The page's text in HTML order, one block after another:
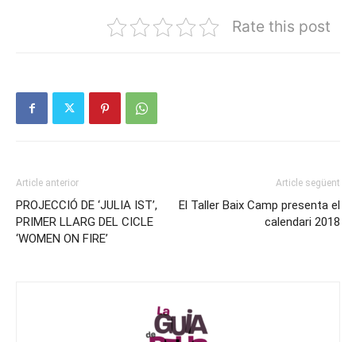
Rate this post
Article anterior
PROJECCIÓ DE ‘JULIA IST’,
PRIMER LLARG DEL CICLE
‘WOMEN ON FIRE’
Article següent
El Taller Baix Camp presenta el
calendari 2018